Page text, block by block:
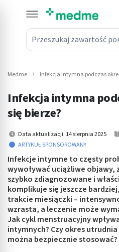
Przeszukaj zawartość portalu
submenu: Leki na receptę
submenu: Mama i dziecko
submenu: Kosmetyki
submenu: Higiena
submenu: Sprzęt medyczny
submenu: Intymne
submenu: Wellness
Medme Infekcja intymna podczas
Infekcja intymna
się bierze?
Data aktualizacji: 14 sierpnia 2025
ARTYKUŁ SPONSOROWANY
Infekcje intymne to częsty
wywoływać uciążliwe objawy,
szybko zdiagnozowane i
komplikuje się jeszcze
trakcie miesiączki –
wzrasta, a leczenie może
Jak cykl menstruacyjny
intymnych? Czy okres
można bezpiecznie stosować?